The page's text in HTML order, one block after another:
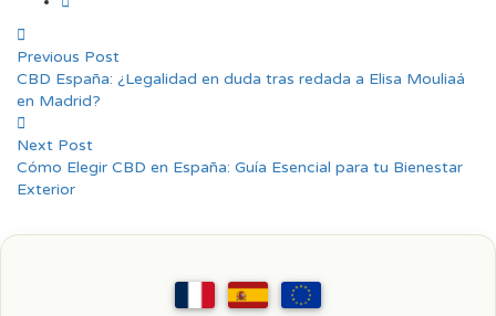
Previous Post
CBD España: ¿Legalidad en duda tras redada a Elisa Mouliaá
en Madrid?
Next Post
Cómo Elegir CBD en España: Guía Esencial para tu Bienestar
Exterior